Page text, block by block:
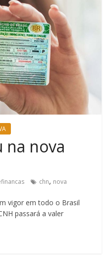
na nova
chn, nova
vigor em todo o Brasil
passará a valer